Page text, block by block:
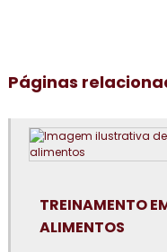
organizacional
Consultoria em
Consultoria em
Páginas
TREINAMENTO
ALIMENTOS